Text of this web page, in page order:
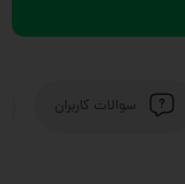
سوالات کاربران